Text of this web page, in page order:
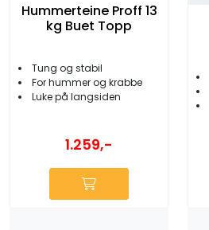
Hummerteine Proff 13
kg Buet Topp
Tung og stabil
For hummer og krabbe
Luke på langsiden
1.259,-